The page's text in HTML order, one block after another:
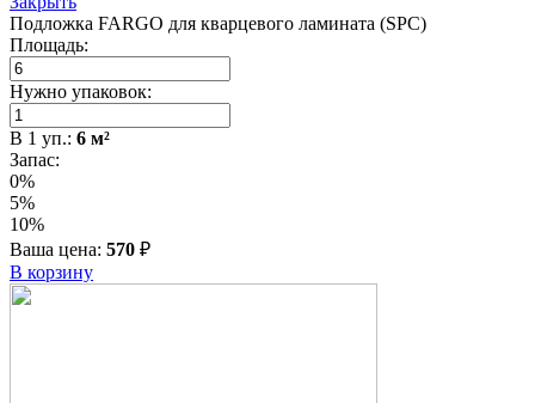
Подложка FARGO для кварцевого ламината (SPC)
Площадь:
Нужно упаковок:
В 1 уп.: 6 м²
Запас:
0%
5%
10%
Ваша цена: 570 ₽
В корзину